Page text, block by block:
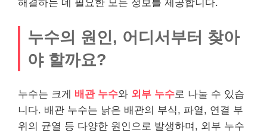
해결하는 데 필요한 모든 정보를 제공합니다.
누수의 원인, 어디서부터 찾아
야 할까요?
누수는 크게 배관 누수와 외부 누수로 나눌 수 있습
니다. 배관 누수는 낡은 배관의 부식, 파열, 연결 부
위의 균열 등 다양한 원인으로 발생하며, 외부 누수